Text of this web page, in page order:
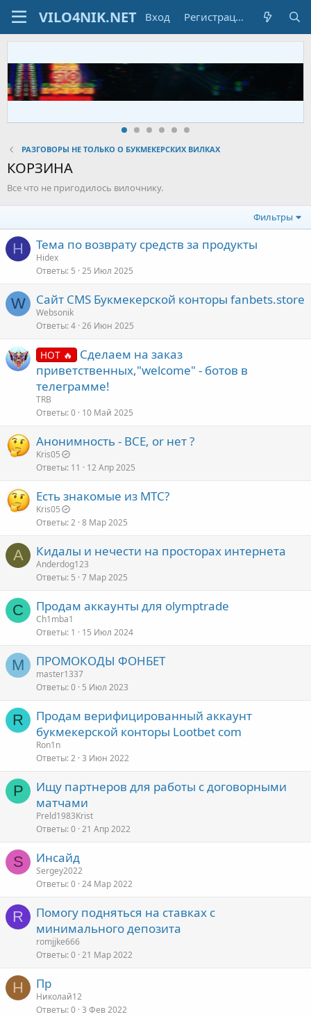
Вход Регистрация
РАЗГОВОРЫ НЕ ТОЛЬКО О БУКМЕКЕРСКИХ ВИЛКАХ
КОРЗИНА
Все что не пригодилось вилочнику.
Фильтры
H Тема по возврату средств за продукты
Hidex
Ответы 5 25 Июл 2025
W Сайт CMS Букмекерской конторы fanbets.store
Websonik
Ответы 4 26 Июн 2025
HOT 🔥
Сделаем на заказ
приветственных,"welcome" - ботов в
телеграмме!
TRB
Ответы 0 10 Май 2025
Анонимность - ВСЕ, or нет ?
Kris05
Ответы 11 12 Апр 2025
Есть знакомые из МТС?
Kris05
Ответы 2 8 Мар 2025
A Кидалы и нечести на просторах интернета
Anderdog123
Ответы 5 7 Мар 2025
C Продам аккаунты для olymptrade
Ch1mba1
Ответы 1 15 Июл 2024
M ПРОМОКОДЫ ФОНБЕТ
master1337
Ответы 0 5 Июл 2023
R
Продам верифицированный аккаунт
букмекерской конторы Lootbet com
Ron1n
Ответы 2 3 Июн 2022
P
Ищу партнеров для работы с договорными
матчами
Preld1983Krist
Ответы 0 21 Апр 2022
S Инсайд
Sergey2022
Ответы 0 24 Мар 2022
R
Помогу подняться на ставках с
минимального депозита
romjjke666
Ответы 0 21 Мар 2022
Н Пр
Николай12
Ответы 0 3 Фев 2022